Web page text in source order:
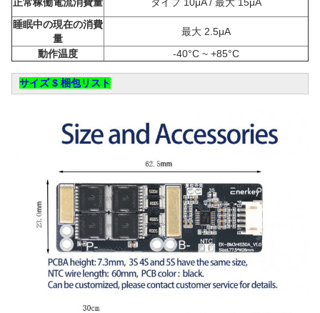
睡眠中の現在の消費
量
最大 2.5μA
動作温度
-40°C ~ +85°C
サイズ $ 梱包リスト